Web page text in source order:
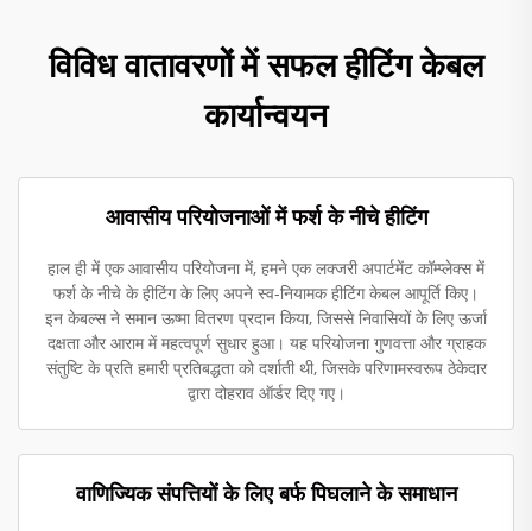
विविध वातावरणों में सफल हीटिंग केबल
कार्यान्वयन
आवासीय परियोजनाओं में फर्श के नीचे हीटिंग
हाल ही में एक आवासीय परियोजना में, हमने एक लक्जरी अपार्टमेंट कॉम्प्लेक्स में
फर्श के नीचे के हीटिंग के लिए अपने स्व-नियामक हीटिंग केबल आपूर्ति किए।
इन केबल्स ने समान ऊष्मा वितरण प्रदान किया, जिससे निवासियों के लिए ऊर्जा
दक्षता और आराम में महत्वपूर्ण सुधार हुआ। यह परियोजना गुणवत्ता और ग्राहक
संतुष्टि के प्रति हमारी प्रतिबद्धता को दर्शाती थी, जिसके परिणामस्वरूप ठेकेदार
द्वारा दोहराव ऑर्डर दिए गए।
वाणिज्यिक संपत्तियों के लिए बर्फ पिघलाने के समाधान